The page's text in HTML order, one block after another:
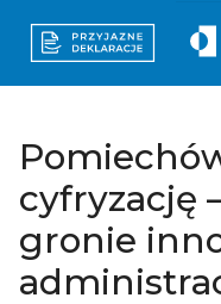
cyfryzację
gronie